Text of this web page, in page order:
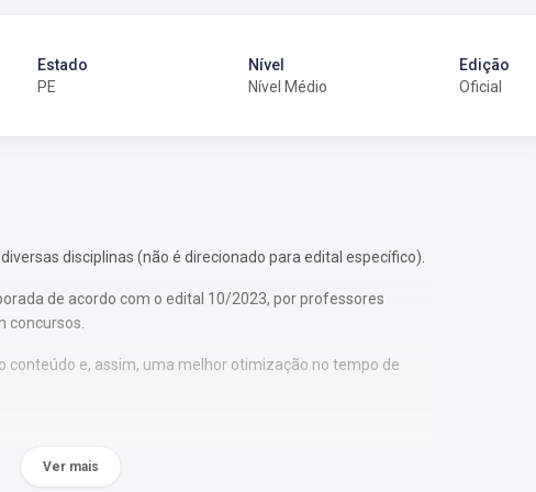
Estado
PE
Nível
Nível Médio
Edição
Oficial
disciplinas (não é direcionado para edital específico).
de acordo com o edital 10/2023, por professores
concursos.
e, assim, uma melhor otimização no tempo de
Ver mais